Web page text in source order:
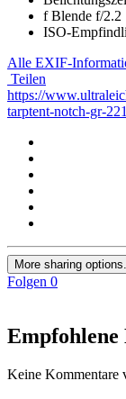
f Blende f/2.2
ISO-
Alle EXIF-
Teilen
https://
tarptent-notch-gr-
More sharing
Folgen 0
Keine Kommentare